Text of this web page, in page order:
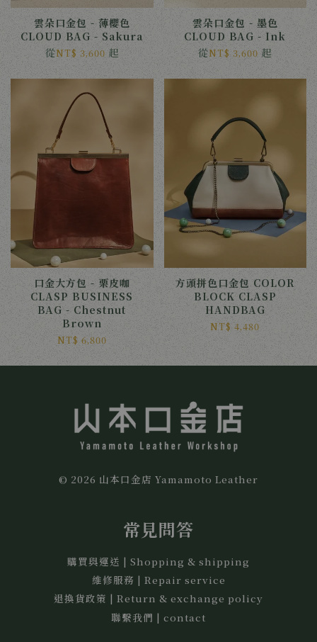
雲朵口金包 - 薄櫻色
CLOUD BAG - Sakura
從NT$ 3,600 起
雲朵口金包 - 墨色
CLOUD BAG - Ink
從NT$ 3,600 起
口金大方包 - 栗皮咖
CLASP BUSINESS
BAG - Chestnut
Brown
NT$ 6,800
方頭拼色口金包 COLOR
BLOCK CLASP
HANDBAG
NT$ 4,480
© 2026 山本口金店 Yamamoto Leather
常見問答
購買與運送 | Shopping & shipping
維修服務 | Repair service
退換貨政策 | Return & exchange policy
聯繫我們 | contact